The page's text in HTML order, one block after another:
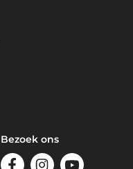
Bezoek ons